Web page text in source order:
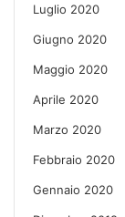
Luglio 2020
Giugno 2020
Maggio 2020
Aprile 2020
Marzo 2020
Febbraio 2020
Gennaio 2020